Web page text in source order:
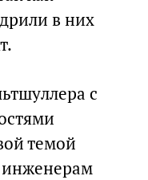
в них
с
темой
инженерам